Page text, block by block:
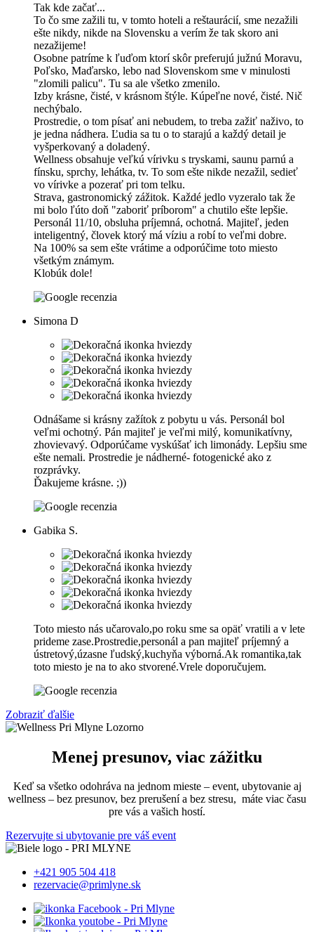
Tak kde začať...
To čo sme zažili tu, v tomto hoteli a reštaurácií, sme nezažili
ešte nikdy, nikde na Slovensku a verím že tak skoro ani
nezažijeme!
Osobne patríme k ľuďom ktorí skôr preferujú južnú Moravu,
Poľsko, Maďarsko, lebo nad Slovenskom sme v minulosti
"zlomili palicu". Tu sa ale všetko zmenilo.
Izby krásne, čisté, v krásnom štýle. Kúpeľne nové, čisté. Nič
nechýbalo.
Prostredie, o tom písať ani nebudem, to treba zažiť naživo, to
je jedna nádhera. Ľudia sa tu o to starajú a každý detail je
vyšperkovaný a doladený.
Wellness obsahuje veľkú vírivku s tryskami, saunu parnú a
fínsku, sprchy, lehátka, tv. To som ešte nikde nezažil, sedieť
vo vírivke a pozerať pri tom telku.
Strava, gastronomický zážitok. Každé jedlo vyzeralo tak že
mi bolo ľúto doň "zaboriť príborom" a chutilo ešte lepšie.
Personál 11/10, obsluha príjemná, ochotná. Majiteľ, jeden
inteligentný, človek ktorý má víziu a robí to veľmi dobre.
Na 100% sa sem ešte vrátime a odporúčime toto miesto
všetkým známym.
Klobúk dole!
Simona D
Odnášame si krásny zažítok z pobytu u vás. Personál bol
veľmi ochotný. Pán majiteľ je veľmi milý, komunikatívny,
zhovievavý. Odporúčame vyskúšať ich limonády. Lepšiu sme
ešte nemali. Prostredie je nádherné- fotogenické ako z
rozprávky.
Ďakujeme krásne. ;))
Gabika S.
Toto miesto nás učarovalo,po roku sme sa opäť vratili a v lete
prideme zase.Prostredie,personál a pan majiteľ príjemný a
ústretový,úzasne ľudský,kuchyňa výborná.Ak romantika,tak
toto miesto je na to ako stvorené.Vrele doporučujem.
Zobraziť ďalšie
Menej presunov, viac zážitku
Keď sa všetko odohráva na jednom mieste – event, ubytovanie aj
wellness – bez presunov, bez prerušení a bez stresu, máte viac času
pre vás a vašich hostí.
Rezervujte si ubytovanie pre váš event
+421 905 504 418
rezervacie@primlyne.sk